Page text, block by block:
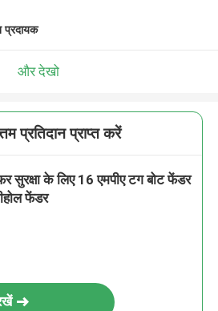
प्रदायक
और देखो
प्रतिदान प्राप्त करें
सुरक्षा के लिए 16 एमपीए टग बोट फेंडर
फेंडर